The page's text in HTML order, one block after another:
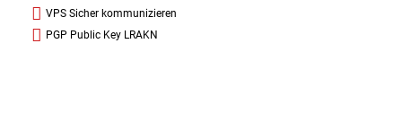
VPS Sicher kommunizieren
PGP Public Key LRAKN